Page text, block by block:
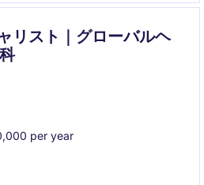
リスト｜グローバルヘ
per year